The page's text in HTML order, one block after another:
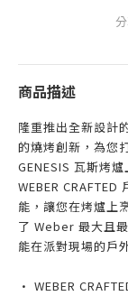
商品描述
隆重推出全新設計
的燒烤創新，為您
GENESIS 瓦斯烤
WEBER
能，讓您在烤爐上
了 Weber 最大且
能在派對現場的戶
• WEBER